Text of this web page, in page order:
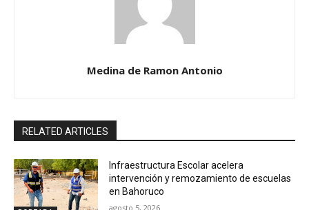
Medina de Ramon Antonio
RELATED ARTICLES
Infraestructura Escolar acelera
intervención y remozamiento de escuelas
en Bahoruco
agosto 5, 2026